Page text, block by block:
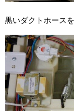
黒いダクトホース